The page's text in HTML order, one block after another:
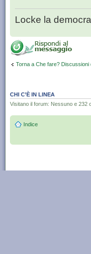
Locke la
Torna a Che fare? Discussioni
CHI C’È IN LINEA
Visitano il forum: Nessuno e 232
Indice